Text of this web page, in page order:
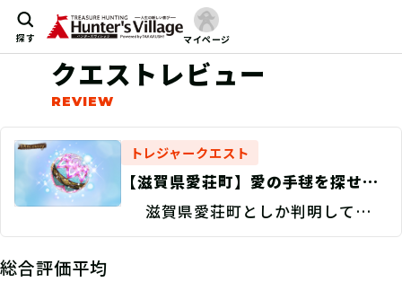
探す マイページ
クエストレビュー
トレジャークエスト
【滋賀県愛荘町】愛の手毬を探せ！/
現地捜索 Discovery
滋賀県愛荘町としか判明していな
い。
総合評価平均